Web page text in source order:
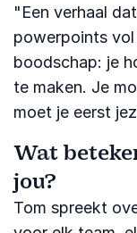
"Een verhaal
powerpoints
boodschap: je
te maken. Je
moet je eerst
Wat
jou?
Tom spreekt